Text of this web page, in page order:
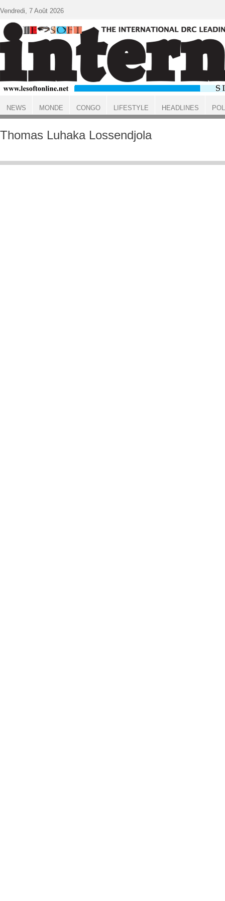
ACCUEIL
Thomas Luhaka Lossendjola
Vendredi, 7 Août 2026
NEWS MONDE CONGO LIFESTYLE HEADLINES